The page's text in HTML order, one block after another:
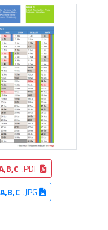
.PDF
.JPG